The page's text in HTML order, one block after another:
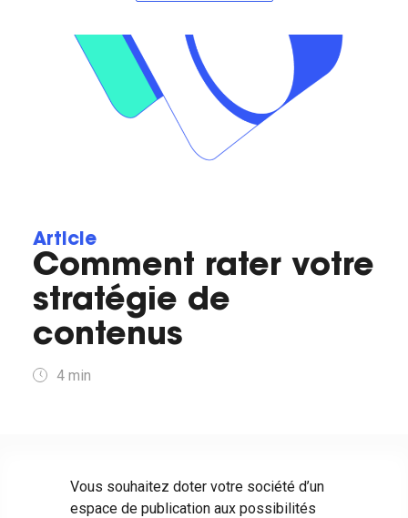
Article
Comment rater votre
stratégie de
contenus
4 min
Vous souhaitez doter votre société d’un
espace de publication aux possibilités